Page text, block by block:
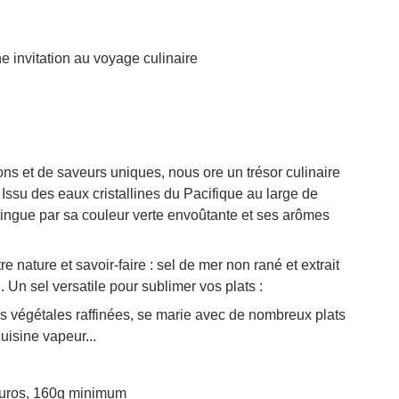
invitation au voyage culinaire
et de saveurs uniques, nous ore un trésor culinaire
des eaux cristallines du Pacifique au large de
par sa couleur verte envoûtante et ses arômes
nature et savoir-faire : sel de mer non rané et extrait
Un sel versatile pour sublimer vos plats :
végétales raffinées, se marie avec de nombreux plats
vapeur...
160g minimum